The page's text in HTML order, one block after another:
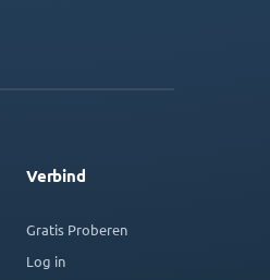
Verbind
Gratis Proberen
Log in